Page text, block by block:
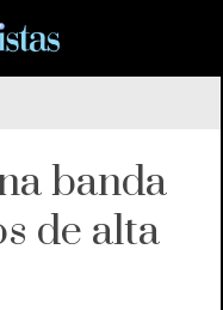
banda
de alta